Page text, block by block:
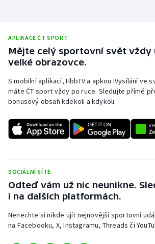
APLIKACE ČT SPORT
Mějte celý sportovní svět vždy
velké obrazovce.
S mobilní aplikací, HbbTV a apkou iVysílání ve
máte ČT sport vždy po ruce. Sledujte přímé
bonusový obsah kdekoli a kdykoli.
SOCIÁLNÍ SÍTĚ
Odteď vám už nic neunikne.
i na dalších platformách.
Nenechte si nikde ujít nejnovější sportovní
na Facebooku, X, Instagramu, Threads či